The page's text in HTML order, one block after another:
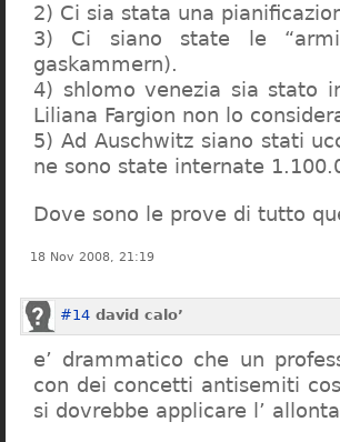
2) Ci sia stata una
3) Ci siano state le
gaskammern).
4) shlomo venezia sia stato
Liliana Fargion non lo
5) Ad Auschwitz siano stati
ne sono state internate
Dove sono le prove di tutto
18 Nov 2008, 21:19
#14 david calo’
e’ drammatico che un
con dei concetti antisemiti
si dovrebbe applicare l’